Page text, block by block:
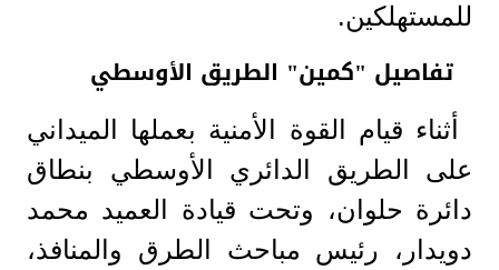
للمستهلكين.
تفاصيل "كمين" الطريق الأوسطي
أثناء قيام القوة الأمنية بعملها الميداني
على الطريق الدائري الأوسطي بنطاق
دائرة حلوان، وتحت قيادة العميد محمد
دويدار، رئيس مباحث الطرق والمنافذ،